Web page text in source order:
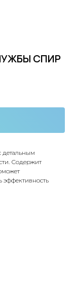
СПИР
детальным
Содержит
эффективность